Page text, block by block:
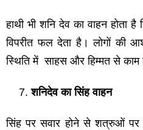
हाथी भी शनि देव का वाहन होता
विपरीत फल देता है। लोगों की
स्थिति में साहस और हिम्मत से काम
शनिदेव का सिंह वाहन
सिंह पर सवार होने से शत्रुओं पर